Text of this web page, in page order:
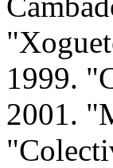
1999.
2001.